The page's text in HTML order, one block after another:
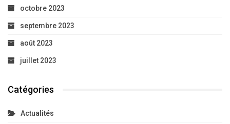
octobre 2023
septembre 2023
août 2023
juillet 2023
Catégories
Actualités